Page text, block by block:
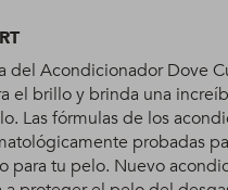
del Acondicionador Dove
el brillo y brinda una
Las fórmulas de los
probadas
para tu pelo. Nuevo